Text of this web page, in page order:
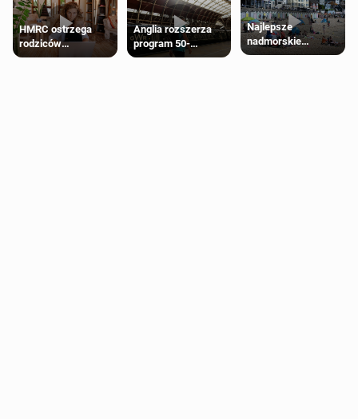
HMRC ostrzega
rodziców
pobierających Child
Anglia rozszerza
program 50-
procentowych
Najlepsze
nadmorskie
miasteczko blisko